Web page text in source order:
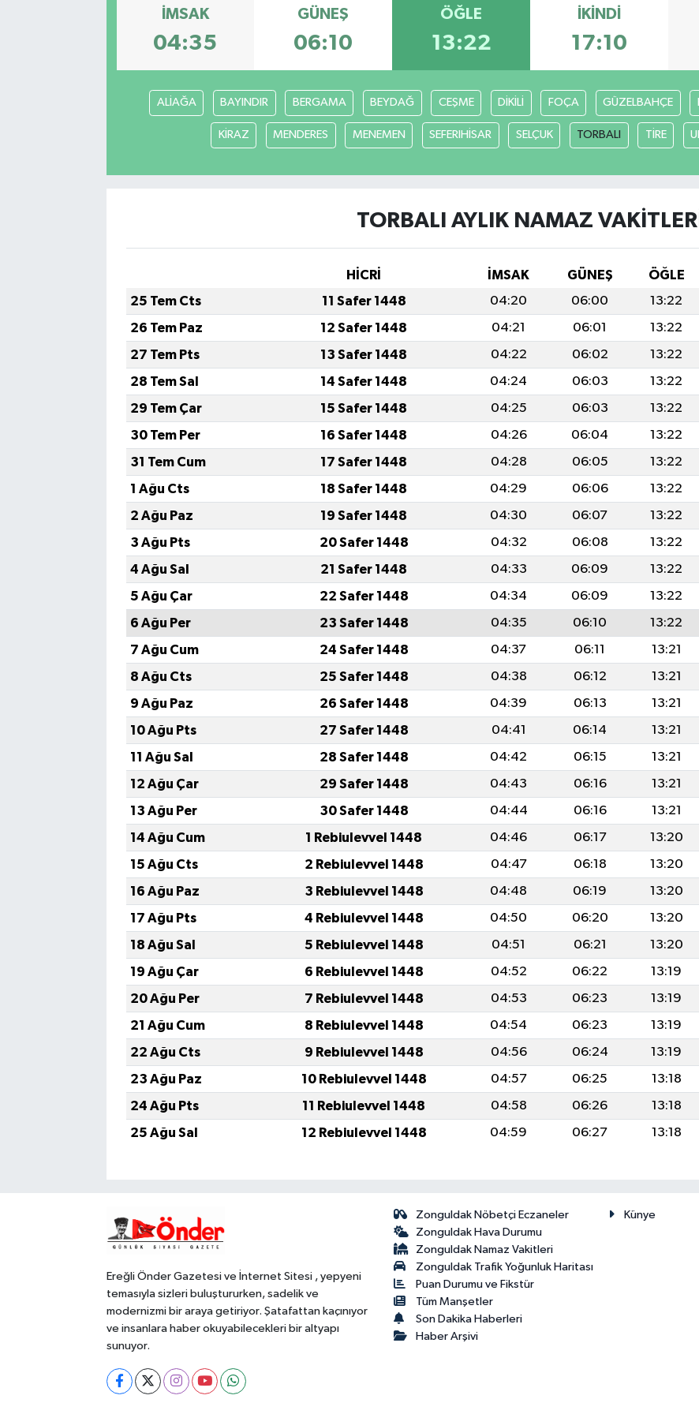
İMSAK
04:35
GÜNEŞ
06:10
ÖĞLE
13:22
İKINDI
17:10
ALİAĞA BAYINDIR BERGAMA BEYDAĞ CEŞME DİKİLİ FOÇA GÜZELBAHÇE
KİRAZ MENDERES MENEMEN SEFERIHİSAR SELÇUK TORBALI TİRE
TORBALI AYLIK NAMAZ VAKITLERI
HİCRİ İMSAK GÜNEŞ ÖĞLE
25 Tem Cts
11 Safer 1448 04:20 06:00 13:22
26 Tem Paz
12 Safer 1448 04:21 06:01 13:22
27 Tem Pts
13 Safer 1448 04:22 06:02 13:22
28 Tem Sal
14 Safer 1448 04:24 06:03 13:22
29 Tem Çar
15 Safer 1448 04:25 06:03 13:22
30 Tem Per
16 Safer 1448 04:26 06:04 13:22
31 Tem Cum
17 Safer 1448 04:28 06:05 13:22
1 Ağu Cts
18 Safer 1448 04:29 06:06 13:22
2 Ağu Paz
19 Safer 1448 04:30 06:07 13:22
3 Ağu Pts
20 Safer 1448 04:32 06:08 13:22
4 Ağu Sal
21 Safer 1448 04:33 06:09 13:22
5 Ağu Çar
22 Safer 1448 04:34 06:09 13:22
6 Ağu Per
23 Safer 1448 04:35 06:10 13:22
7 Ağu Cum
24 Safer 1448 04:37 06:11 13:21
8 Ağu Cts
25 Safer 1448 04:38 06:12 13:21
9 Ağu Paz
26 Safer 1448 04:39 06:13 13:21
10 Ağu Pts
27 Safer 1448 04:41 06:14 13:21
11 Ağu Sal
28 Safer 1448 04:42 06:15 13:21
12 Ağu Çar
29 Safer 1448 04:43 06:16 13:21
13 Ağu Per
30 Safer 1448 04:44 06:16 13:21
14 Ağu Cum
1 Rebiulevvel 1448 04:46 06:17 13:20
15 Ağu Cts
2 Rebiulevvel 1448 04:47 06:18 13:20
16 Ağu Paz
3 Rebiulevvel 1448 04:48 06:19 13:20
17 Ağu Pts
4 Rebiulevvel 1448 04:50 06:20 13:20
18 Ağu Sal
5 Rebiulevvel 1448 04:51 06:21 13:20
19 Ağu Çar
6 Rebiulevvel 1448 04:52 06:22 13:19
20 Ağu Per
7 Rebiulevvel 1448 04:53 06:23 13:19
21 Ağu Cum
8 Rebiulevvel 1448 04:54 06:23 13:19
22 Ağu Cts
9 Rebiulevvel 1448 04:56 06:24 13:19
23 Ağu Paz
10 Rebiulevvel 1448 04:57 06:25 13:18
24 Ağu Pts
11 Rebiulevvel 1448 04:58 06:26 13:18
25 Ağu Sal
12 Rebiulevvel 1448 04:59 06:27 13:18
Ereğli Önder Gazetesi ve İnternet Sitesi , yepyeni
temasıyla sizleri buluştururken, sadelik ve
modernizmi bir araya getiriyor. Şatafattan kaçınıyor
ve insanlara haber okuyabilecekleri bir altyapı
sunuyor.
Zonguldak Nöbetçi Eczaneler
Zonguldak Hava Durumu
Zonguldak Namaz Vakitleri
Zonguldak Trafik Yoğunluk Haritası
Puan Durumu ve Fikstür
Tüm Manşetler
Son Dakika Haberleri
Haber Arşivi
Künye